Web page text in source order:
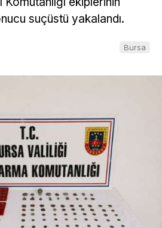
suçüstü yakalandı.
Bursa